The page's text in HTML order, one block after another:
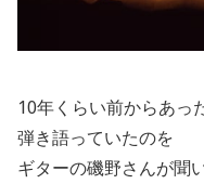
10年くらい前からあっ
弾き語っていたのを
ギターの磯野さんが聞